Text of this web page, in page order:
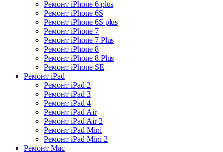
Ремонт iPhone 6 plus
Ремонт iPhone 6S
Ремонт iPhone 6S plus
Ремонт iPhone 7
Ремонт iPhone 7 Plus
Ремонт iPhone 8
Ремонт iPhone 8 Plus
Ремонт iPhone SE
Ремонт iPad
Ремонт iPad 2
Ремонт iPad 3
Ремонт iPad 4
Ремонт iPad Air
Ремонт iPad Air 2
Ремонт iPad Mini
Ремонт iPad Mini 2
Ремонт Mac